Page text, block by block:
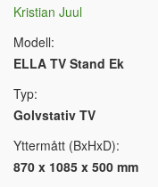
Kristian Juul
Modell:
ELLA TV Stand Ek
Typ:
Golvstativ TV
Yttermått (BxHxD):
870 x 1085 x 500 mm